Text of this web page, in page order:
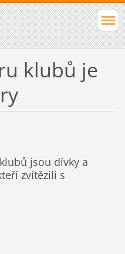
klubů je
jsou dívky a
zvítězili s